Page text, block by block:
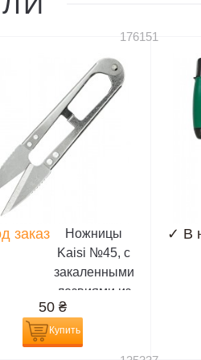
6080, 6101,176151
заказ
Ножницы
Kaisi №45, с
закаленными
лезвиями из
высокоуглеродистой
стали (12,5
см,длина
50 ₴
Купить
✓ В